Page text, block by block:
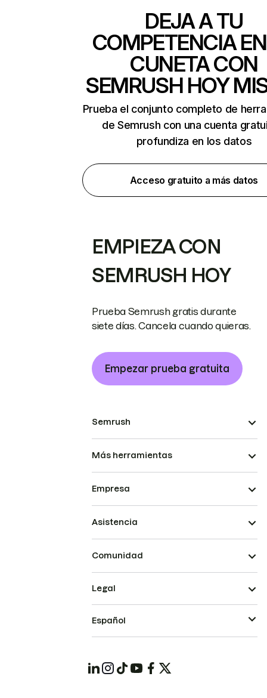
DEJA A TU
COMPETENCIA
CUNETA CON
SEMRUSH HOY
Prueba el conjunto completo de
de Semrush con una cuenta
profundiza en los datos
Acceso gratuito a más datos
EMPIEZA CON
SEMRUSH HOY
Prueba Semrush gratis durante
siete días. Cancela cuando quieras.
Empezar prueba gratuita
Semrush
Más herramientas
Empresa
Asistencia
Comunidad
Legal
Español